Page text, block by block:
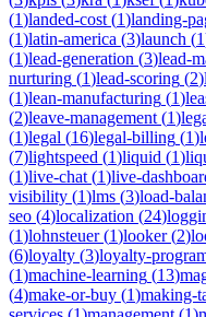
(1)landed-cost (1)landing-
(1)latin-america (3)launch (1
(1)lead-generation (3)lead-
nurturing (1)lead-scoring (2)
(1)lean-manufacturing (1)
(2)leave-management (1)
(1)legal (16)legal-billing (1)
(7)lightspeed (1)liquid (1)
(1)live-chat (1)live-
visibility (1)lms (3)load-
seo (4)localization (24)
(1)lohnsteuer(1)looker(2)
(6)loyalty (3)loyalty-
(1)machine-learning (13)
(4)make-or-buy (1)making-